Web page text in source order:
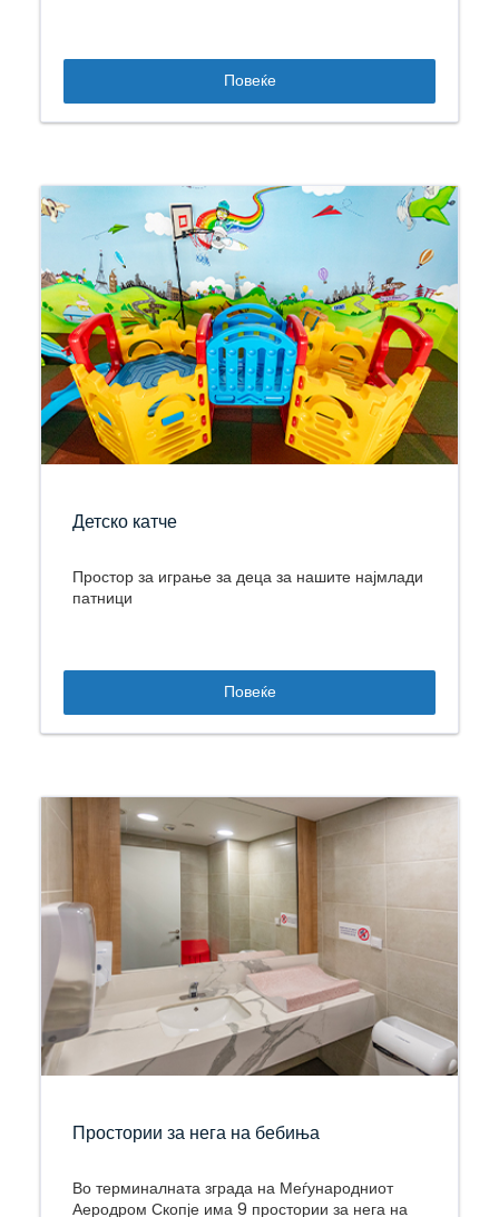
Повеќе
Детско катче
Простор за играње за деца за нашите најмлади
патници
Повеќе
Простории за нега на бебиња
Во терминалната зграда на Меѓународниот
Аеродром Скопје има 9 простории за нега на